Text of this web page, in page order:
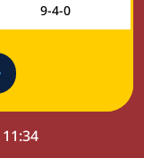
9-4-0
11:34